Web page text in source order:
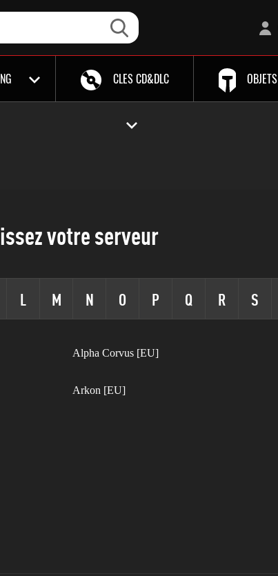
CLES CD&DLC OBJETS
votre serveur
L M N O P Q R S
Alpha Corvus [EU]
Arkon [EU]